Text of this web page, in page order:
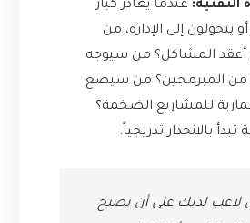
التقنية: عندما يغادر كبار
يتحولون إلى الإدارة، من
أعقد المشاكل؟ من سيوجه
من المبرمجين؟ من سيضع
للمشاريع الضخمة؟
تبدأ بالانحدار تدريجياً.
لاعب لديك على أن يصبح